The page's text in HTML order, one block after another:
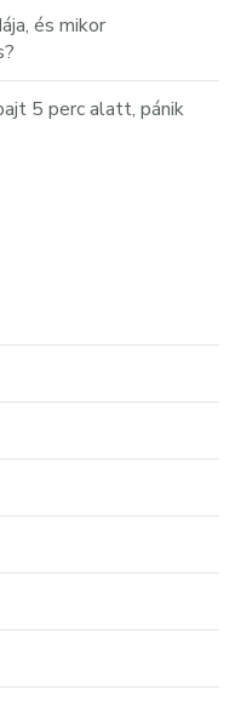
és mikor
5 perc alatt, pánik